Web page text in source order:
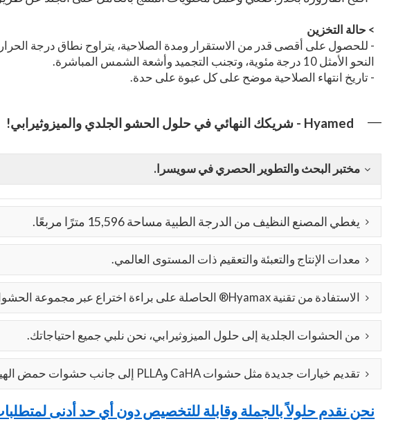
> حالة التخزين
النحو الأمثل 10 درجة مئوية، وتجنب التجميد وأشعة الشمس المباشرة.
- تاريخ انتهاء الصلاحية موضح على كل عبوة على حدة.
Hyamed - شريكك النهائي في حلول الحشو الجلدي والميزوثيرابي!
مختبر البحث والتطوير الحصري في سويسرا.
يغطي المصنع النظيف من الدرجة الطبية مساحة 15,596 مترًا مربعًا.
معدات الإنتاج والتعبئة والتعقيم ذات المستوى العالمي.
الاستفادة من تقنية Hyamax® الحاصلة على براءة اختراع عبر مجموعة الحشوات الكاملة لدينا.
من الحشوات الجلدية إلى حلول الميزوثيرابي، نحن نلبي جميع احتياجاتك.
تقديم خيارات جديدة مثل حشوات CaHA وPLLA إلى جانب حشوات حمض الهيالورونيك التقليدية.
نحن نقدم حلولاً بالجملة وقابلة للتخصيص دون أي حد أدنى